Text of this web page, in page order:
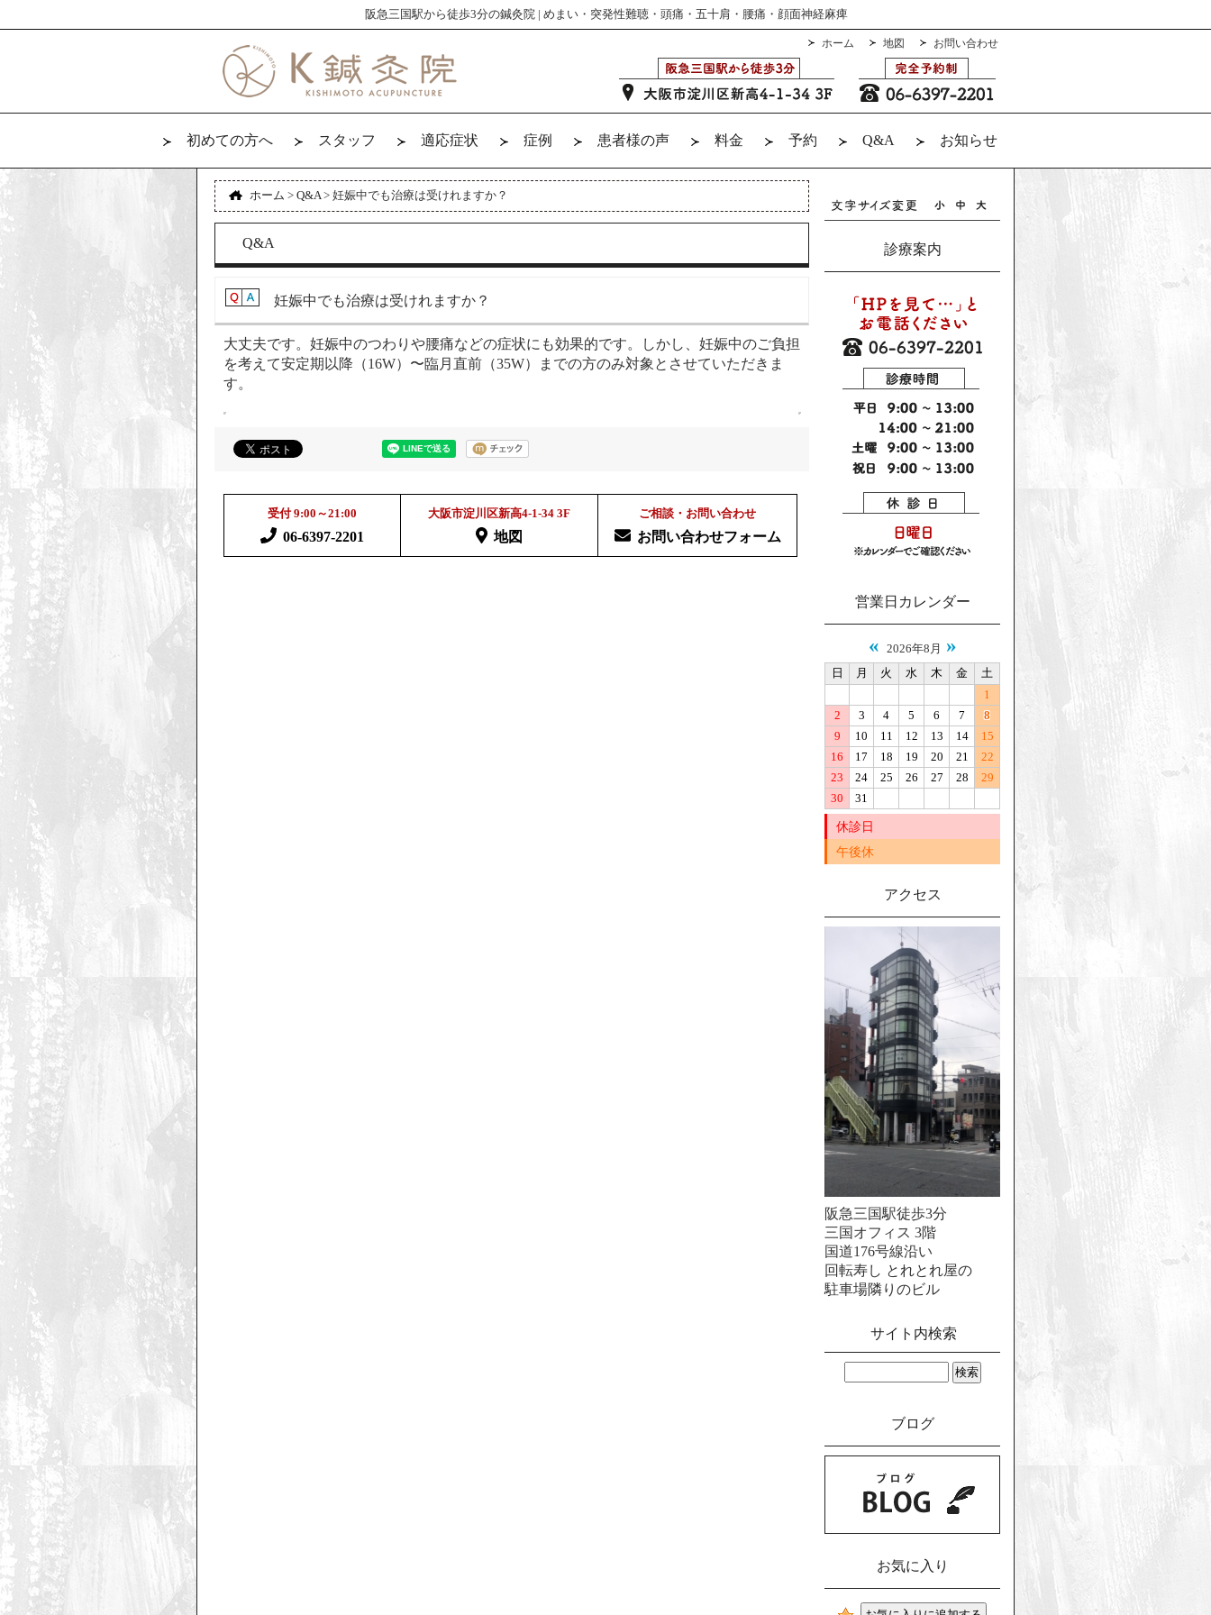
阪急三国駅から徒歩3分の鍼灸院 | めまい・突発性難聴・頭痛・五十肩・腰痛・顔面神経麻痺
ホーム 地図 お問い合わせ
初めての方へ スタッフ 適応症状 症例 患者様の声 料金 予約 Q&A お知らせ
ホーム > Q&A> 妊娠中でも治療は受けれますか？
Q&A
妊娠中でも治療は受けれますか？
大丈夫です。妊娠中のつわりや腰痛などの症状にも効果的です。しかし、妊娠中のご負担
を考えて安定期以降（16W）〜臨月直前（35W）までの方のみ対象とさせていただきま
す。
受付 9:00～21:00
06-6397-2201
大阪市淀川区新高4-1-34 3F
地図
ご相談・お問い合わせ
お問い合わせフォーム
診療案内
営業日カレンダー
« 2026年8月 »
日 月 火 水 木 金
土
1
2
3 4 5 6 7
8
9
10 11 12 13 14
15
16
17 18 19 20 21
22
23
24 25 26 27 28
29
30
31
休診日
午後休
アクセス
阪急三国駅徒歩3分
三国オフィス 3階
国道176号線沿い
回転寿し とれとれ屋の
駐車場隣りのビル
サイト内検索
ブログ
お気に入り